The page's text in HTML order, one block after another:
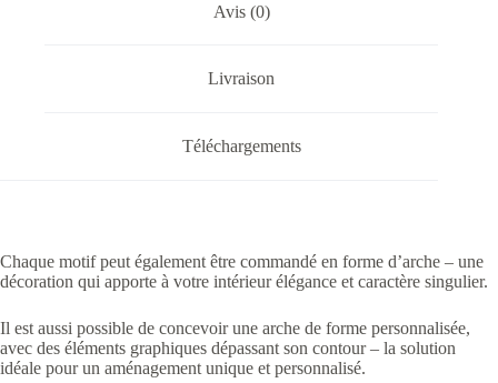
Avis (0)
Livraison
Téléchargements
Chaque motif peut également être commandé en forme d’arche – une
décoration qui apporte à votre intérieur élégance et caractère singulier.
Il est aussi possible de concevoir une arche de forme personnalisée,
avec des éléments graphiques dépassant son contour – la solution
idéale pour un aménagement unique et personnalisé.